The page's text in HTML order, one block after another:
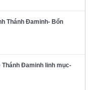
Thánh Đaminh- Bổn
Đaminh linh mục-